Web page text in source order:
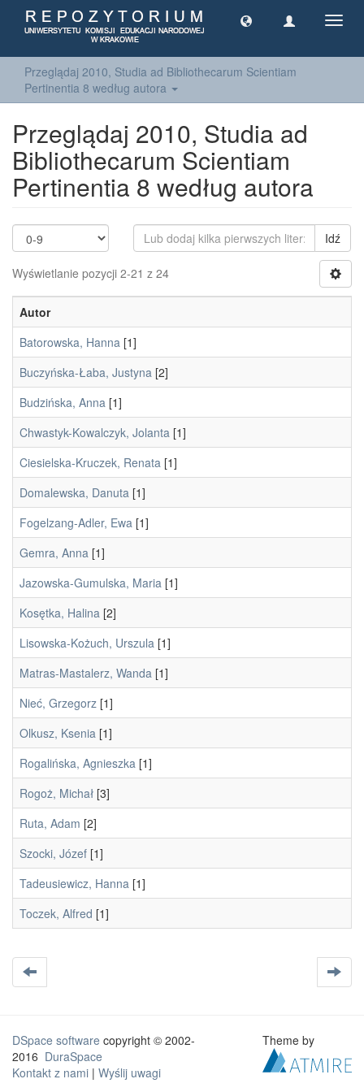
Przeglądaj 2010, Studia ad Bibliothecarum Scientiam
Pertinentia 8 według autora
Przeglądaj 2010, Studia ad
Bibliothecarum Scientiam
Pertinentia 8 według autora
Idź
Wyświetlanie pozycji 2-21 z 24
Autor
Batorowska, Hanna [1]
Buczyńska-Łaba, Justyna [2]
Budzińska, Anna [1]
Chwastyk-Kowalczyk, Jolanta [1]
Ciesielska-Kruczek, Renata [1]
Domalewska, Danuta [1]
Fogelzang-Adler, Ewa [1]
Gemra, Anna [1]
Jazowska-Gumulska, Maria [1]
Kosętka, Halina [2]
Lisowska-Kożuch, Urszula [1]
Matras-Mastalerz, Wanda [1]
Nieć, Grzegorz [1]
Olkusz, Ksenia [1]
Rogalińska, Agnieszka [1]
Rogoż, Michał [3]
Ruta, Adam [2]
Szocki, Józef [1]
Tadeusiewicz, Hanna [1]
Toczek, Alfred [1]
DSpace software copyright © 2002-
2016 DuraSpace
Kontakt z nami | Wyślij uwagi
Theme by